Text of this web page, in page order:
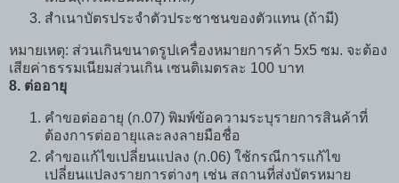
สำเนาบัตรประจำตัวประชาชนของตัวแทน (ถ้ามี)
หมายเหตุ: ส่วนเกินขนาดรูปเครื่องหมายการค้า 5x5 ซม. จะต้อง
เสียค่าธรรมเนียมส่วนเกิน เซนติเมตรละ 100 บาท
8. ต่ออายุ
คำขอต่ออายุ (ก.07) พิมพ์ข้อความระบุรายการสินค้าที่
ต้องการต่ออายุและลงลายมือชื่อ
คำขอแก้ไขเปลี่ยนแปลง (ก.06) ใช้กรณีการแก้ไข
เปลี่ยนแปลงรายการต่างๆ เช่น สถานที่ส่งบัตรหมาย